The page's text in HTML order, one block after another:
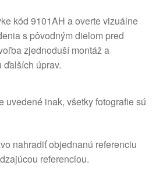
kód 9101AH a overte vizuálne
s pôvodným dielom pred
zjednoduší montáž a
úprav.
uvedené inak, všetky fotografie sú
nahradiť objednanú referenciu
referenciou.